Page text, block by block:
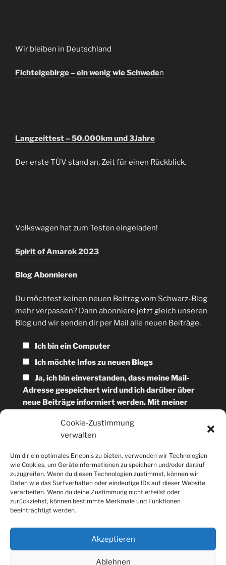
Cookie-Zustimmung
verwalten
Um dir ein optimales Erlebnis zu bieten, verwenden wir Technologien
wie Cookies, um Geräteinformationen zu speichern und/oder darauf
zuzugreifen. Wenn du diesen Technologien zustimmst, können wir
Daten wie das Surfverhalten oder eindeutige IDs auf dieser Website
verarbeiten. Wenn du deine Zustimmung nicht erteilst oder
zurückziehst, können bestimmte Merkmale und Funktionen
beeinträchtigt werden.
Akzeptieren
Ablehnen
Wir bleiben in Deutschland
Fichtelgebirge – ein wenig wie Schweden
Langzeittest – 50.000km und 3Jahre
Der erste TÜV stand an, Zeit für einen Rückblick.
Volkswagen hat zum Testen eingeladen!
Spirit of Amarok 2023
Blog Abonnieren
Du möchtest keinen neuen Beitrag vom Schwarz-Blog
mehr verpassen? Dann abonniere jetzt gleich unseren
Blog und wir senden dir per Mail alle neuen Beiträge.
Ich bin ein Computer
Ich möchte Infos zu neuen Blogs
Ja, ich bin einverstanden, dass meine Mail-
Adresse gespeichert wird und ich darüber über
neue Beiträge informiert werden. Mit meiner
Newsletter aus der Datenschutzerklärung.
Deine E-Mail-Adresse
Wenn du keine Mails mehr von uns haben möchtest,